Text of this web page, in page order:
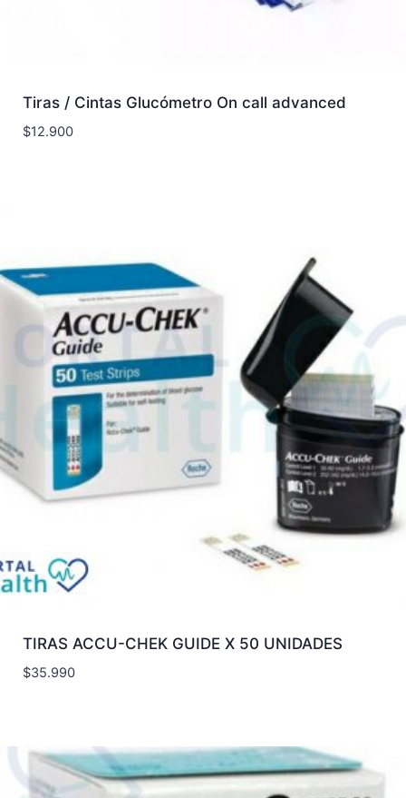
Tiras / Cintas Glucómetro On call advanced
$12.900
TIRAS ACCU-CHEK GUIDE X 50 UNIDADES
$35.990